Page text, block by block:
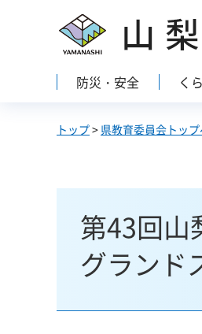
山梨県
防災・安全 く
トップ> 県教育委員会トッ
第43回山
グランド